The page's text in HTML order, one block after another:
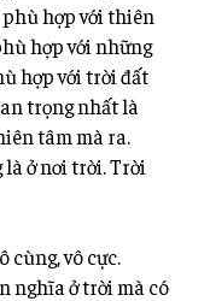
hợp với thiên
hợp với những
hợp với trời đất
trọng nhất là
tâm mà ra.
ở nơi trời. Trời
cùng, vô cực.
nghĩa ở trời mà có